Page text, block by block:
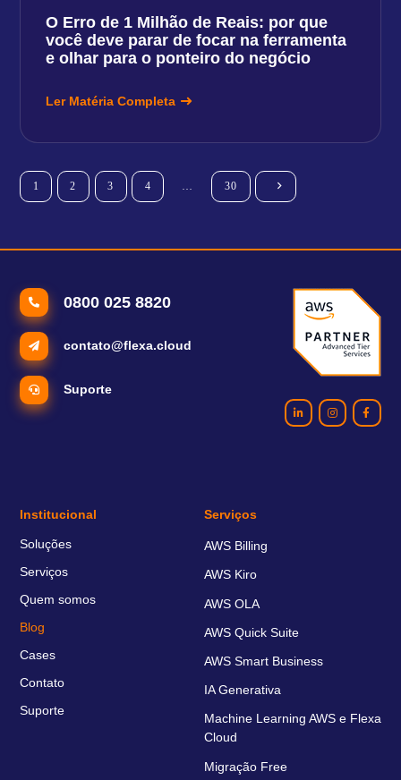
O Erro de 1 Milhão de Reais: por que
você deve parar de focar na ferramenta
e olhar para o ponteiro do negócio
Ler Matéria Completa
1 2 3 4 … 30
0800 025 8820
contato@flexa.cloud
Suporte
Institucional
Soluções
Serviços
Quem somos
Blog
Cases
Contato
Suporte
Serviços
AWS Billing
AWS Kiro
AWS OLA
AWS Quick Suite
AWS Smart Business
IA Generativa
Machine Learning AWS e Flexa
Cloud
Migração Free